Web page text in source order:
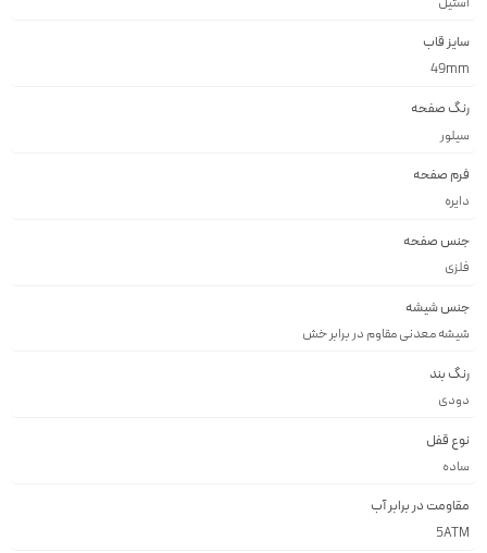
سایز قاب
49mm
رنگ صفحه
سيلور
فرم صفحه
دايره
جنس صفحه
فلزى
جنس شیشه
شيشه معدنى مقاوم در برابر خش
رنگ بند
دودى
نوع قفل
ساده
مقاومت در برابر آب
5ATM